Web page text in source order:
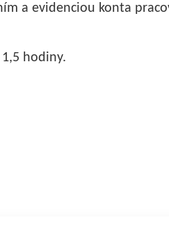
a evidenciou konta
hodiny.